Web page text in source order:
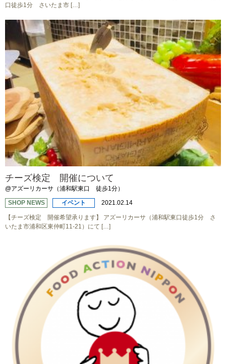
口徒歩1分 さいたま市 […]
チーズ検定 開催について
@アズーリカーサ（浦和駅東口 徒歩1分）
SHOP NEWS
イベント 2021.02.14
【チーズ検定 開催希望承ります】 アズーリカーサ（浦和駅東口徒歩1分 さ
いたま市浦和区東仲町11-21）にて […]